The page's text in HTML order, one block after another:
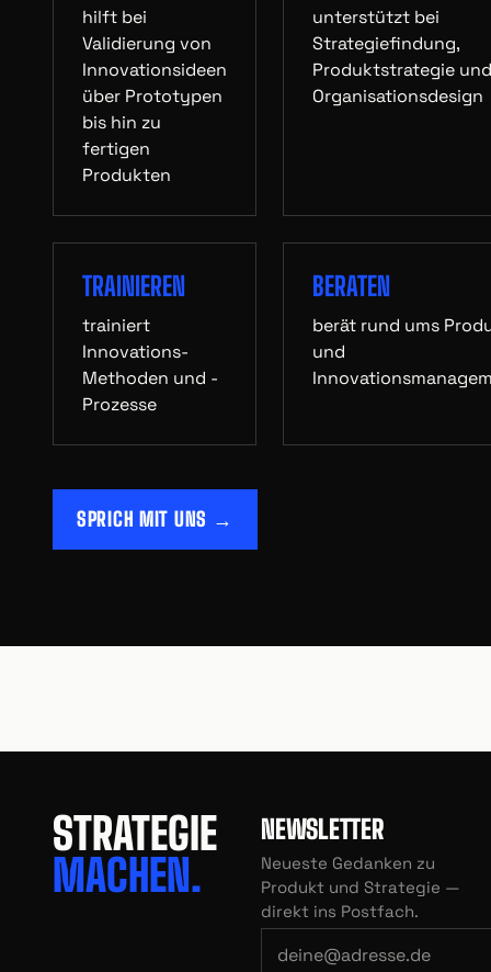
hilft bei
Validierung von
Innovationsideen
über Prototypen
bis hin zu
fertigen
Produkten
unterstützt bei
Strategiefindung,
Produktstrategie und
Organisationsdesign
TRAINIEREN
trainiert
Innovations-
Methoden und -
Prozesse
BERATEN
berät rund ums
und
SPRICH MIT UNS →
STRATEGIE
MACHEN.
NEWSLETTER
Neueste Gedanken zu
Produkt und Strategie —
direkt ins Postfach.